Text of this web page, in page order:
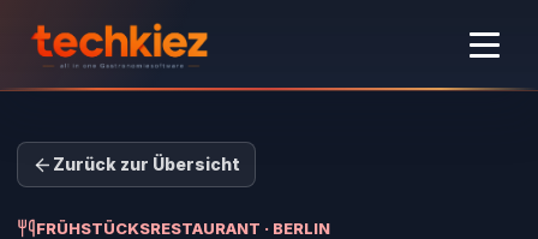
Zurück zur Übersicht
FRÜHSTÜCKSRESTAURANT · BERLIN